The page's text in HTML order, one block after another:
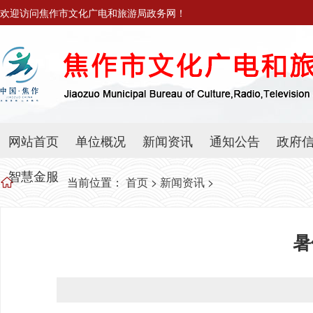
欢迎访问焦作市文化广电和旅游局政务网！
网站首页 单位概况 新闻资讯 通知公告
政府
智慧金服
当前位置： 首页 > 新闻资讯 >